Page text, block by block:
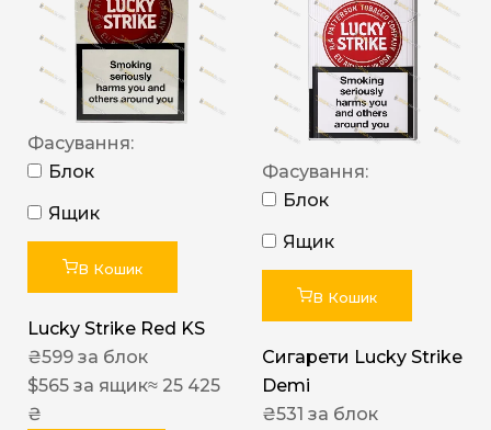
Фасування:
Блок
Ящик
В Кошик
Lucky Strike Red KS
₴599 за блок
$565 за ящик≈ 25 425
₴
Фасування:
Блок
Ящик
В Кошик
Сигарети Lucky Strike
Demi
₴531 за блок